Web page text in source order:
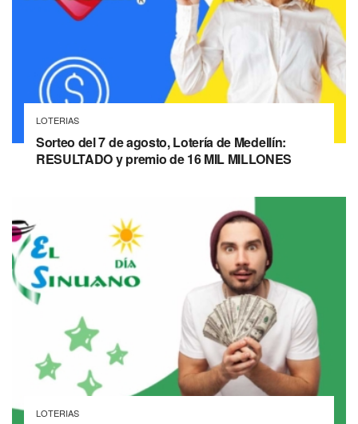
LOTERIAS
Sorteo del 7 de agosto, Lotería de Medellín:
RESULTADO y premio de 16 MIL MILLONES
LOTERIAS